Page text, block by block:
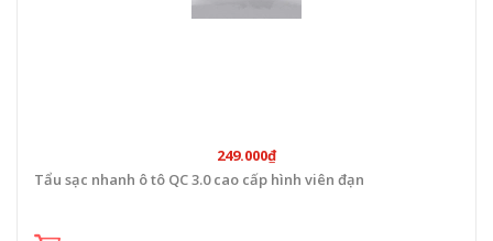
249.000₫
Tẩu sạc nhanh ô tô QC 3.0 cao cấp hình viên đạn